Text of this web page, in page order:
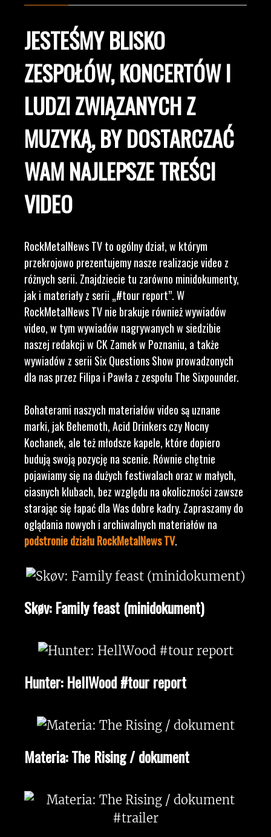
JESTEŚMY BLISKO
ZESPOŁÓW, KONCERTÓW I
LUDZI ZWIĄZANYCH Z
MUZYKĄ, BY DOSTARCZAĆ
WAM NAJLEPSZE TREŚCI
VIDEO
RockMetalNews TV to ogólny dział, w którym
przekrojowo prezentujemy nasze realizacje video z
różnych serii. Znajdziecie tu zarówno minidokumenty,
jak i materiały z serii „#tour report”. W
RockMetalNews TV nie brakuje również wywiadów
video, w tym wywiadów nagrywanych w siedzibie
naszej redakcji w CK Zamek w Poznaniu, a także
wywiadów z serii Six Questions Show prowadzonych
dla nas przez Filipa i Pawła z zespołu The Sixpounder.
Bohaterami naszych materiałów video są uznane
marki, jak Behemoth, Acid Drinkers czy Nocny
Kochanek, ale też młodsze kapele, które dopiero
budują swoją pozycję na scenie. Równie chętnie
pojawiamy się na dużych festiwalach oraz w małych,
ciasnych klubach, bez względu na okoliczności zawsze
starając się łapać dla Was dobre kadry. Zapraszamy do
oglądania nowych i archiwalnych materiałów na
podstronie działu RockMetalNews TV.
Skøv: Family feast (minidokument)
Hunter: HellWood #tour report
Materia: The Rising / dokument